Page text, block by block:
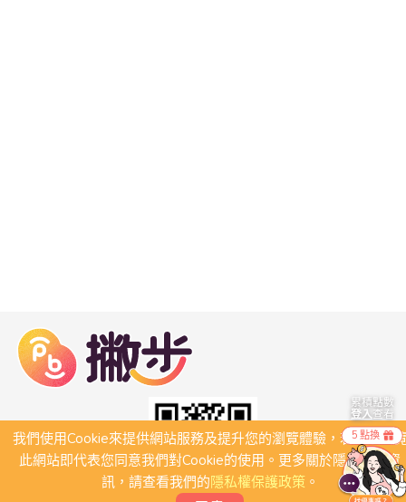
我們使用Cookie來提供網站服務及提升您的瀏覽體驗，若繼續瀏
此網站即代表您同意我們對Cookie的使用。更多關於隱私保護資
訊，請查看我們的隱私權保護政策。
5 點換
累積點數
登入查看